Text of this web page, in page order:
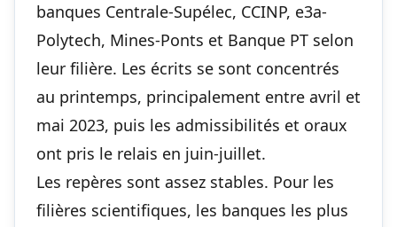
banques Centrale-Supélec, CCINP, e3a-
Polytech, Mines-Ponts et Banque PT selon
leur filière. Les écrits se sont concentrés
au printemps, principalement entre avril et
mai 2023, puis les admissibilités et oraux
ont pris le relais en juin-juillet.
Les repères sont assez stables. Pour les
filières scientifiques, les banques les plus